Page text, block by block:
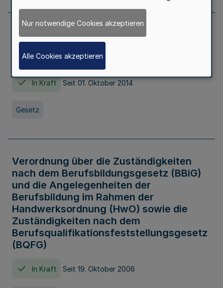
Gesetz über die Hochschulen des Landes
Nordrhein-Westfalen (Hochschulgesetz -
HG)
In Kraft Seit 01. Oktober 2014
Gesetz
Verordnung über die Zuständigkeiten
nach dem Berufsbildungsgesetz (BBiG)
und die Angelegenheiten der
Berufsbildung im Rahmen der
Handwerksordnung (HwO) sowie die
Zuständigkeiten nach dem
Berufsqualifikationsfeststellungsgesetz
(BQFG)
In Kraft Seit 19. Oktober 2006
Nur notwendige Cookies akzeptieren
Alle Cookies akzeptieren